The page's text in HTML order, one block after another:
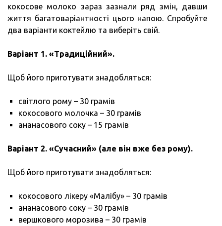
кокосове молоко зараз зазнали ряд змін, давши
життя багатоваріантності цього напою. Спробуйте
два варіанти коктейлю та виберіть свій.
Варіант 1. «Традиційний».
Щоб його приготувати знадобляться:
світлого рому – 30 грамів
кокосового молочка – 30 грамів
ананасового соку – 15 грамів
Варіант 2. «Сучасний» (але він вже без рому).
Щоб його приготувати знадобляться:
кокосового лікеру «Малібу» – 30 грамів
ананасового соку – 30 грамів
вершкового морозива – 30 грамів